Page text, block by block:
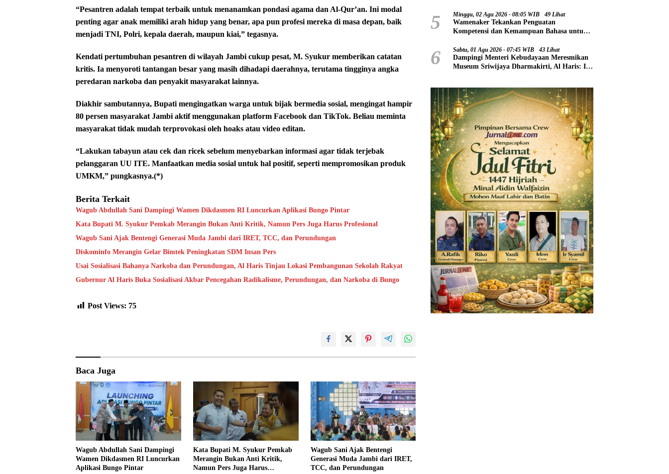
“Pesantren adalah tempat terbaik untuk menanamkan pondasi agama dan Al-Qur’an. Ini modal
penting agar anak memiliki arah hidup yang benar, apa pun profesi mereka di masa depan, baik
menjadi TNI, Polri, kepala daerah, maupun kiai,” tegasnya.
Kendati pertumbuhan pesantren di wilayah Jambi cukup pesat, M. Syukur memberikan catatan
kritis. Ia menyoroti tantangan besar yang masih dihadapi daerahnya, terutama tingginya angka
peredaran narkoba dan penyakit masyarakat lainnya.
Diakhir sambutannya, Bupati mengingatkan warga untuk bijak bermedia sosial, mengingat hampir
80 persen masyarakat Jambi aktif menggunakan platform Facebook dan TikTok. Beliau meminta
masyarakat tidak mudah terprovokasi oleh hoaks atau video editan.
“Lakukan tabayun atau cek dan ricek sebelum menyebarkan informasi agar tidak terjebak
pelanggaran UU ITE. Manfaatkan media sosial untuk hal positif, seperti mempromosikan produk
UMKM,” pungkasnya.(*)
Berita Terkait
Wagub Abdullah Sani Dampingi Wamen Dikdasmen RI Luncurkan Aplikasi Bungo Pintar
Kata Bupati M. Syukur Pemkab Merangin Bukan Anti Kritik, Namun Pers Juga Harus Profesional
Wagub Sani Ajak Bentengi Generasi Muda Jambi dari IRET, TCC, dan Perundungan
Diskominfo Merangin Gelar Bimtek Peningkatan SDM Insan Pers
Usai Sosialisasi Bahanya Narkoba dan Perundungan, Al Haris Tinjau Lokasi Pembangunan Sekolah Rakyat
Gubernur Al Haris Buka Sosialisasi Akbar Pencegahan Radikalisme, Perundungan, dan Narkoba di Bungo
Post Views: 75
Baca Juga
Wagub Abdullah Sani Dampingi
Wamen Dikdasmen RI Luncurkan
Aplikasi Bungo Pintar
Kata Bupati M. Syukur Pemkab
Merangin Bukan Anti Kritik,
Namun Pers Juga Harus
Wagub Sani Ajak Bentengi
Generasi Muda Jambi dari IRET,
TCC, dan Perundungan
5 Minggu, 02 Agu 2026 - 08:05 WIB 49 Lihat
Wamenaker Tekankan Penguatan
Kompetensi dan Kemampuan Bahasa untuk
6 Sabtu, 01 Agu 2026 - 07:45 WIB 43 Lihat
Dampingi Menteri Kebudayaan Meresmikan
Museum Sriwijaya Dharmakirti, Al Haris: Ini